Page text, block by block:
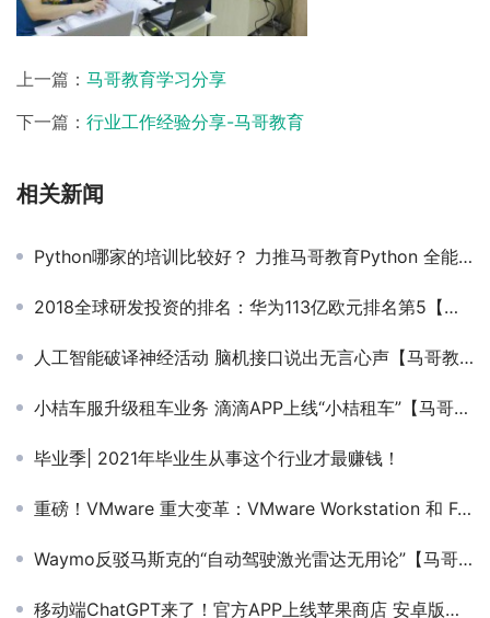
上一篇： 马哥教育学习分享
下一篇： 行业工作经验分享-马哥教育
相关新闻
Python哪家的培训比较好？ 力推马哥教育Python 全能班课程
2018全球研发投资的排名：华为113亿欧元排名第5【马哥教育新闻快报342期】
人工智能破译神经活动 脑机接口说出无言心声【马哥教育新闻快报406期】
小桔车服升级租车业务 滴滴APP上线“小桔租车”【马哥教育新闻快报389期】
毕业季| 2021年毕业生从事这个行业才最赚钱！
重磅！VMware 重大变革：VMware Workstation 和 Fusion 彻底免费，面向所有用户
Waymo反驳马斯克的“自动驾驶激光雷达无用论”【马哥教育新闻快报411期】
移动端ChatGPT来了！官方APP上线苹果商店 安卓版本也将很快推出